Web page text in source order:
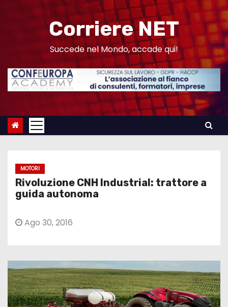
n
Corriere NET
Succede nel Mondo, accade qui!
MOTORI
Rivoluzione CNH Industrial: trattore a
guida autonoma
Ago 30, 2016